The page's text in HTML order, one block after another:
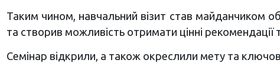
Таким чином, навчальний візит став майданчиком
та створив можливість отримати цінні
Семінар відкрили, а також окреслили мету та